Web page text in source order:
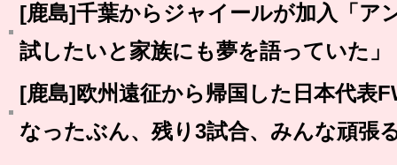
[鹿島]千葉からジャイールが加入「ア
試したいと家族にも夢を語っていた」
[鹿島]欧州遠征から帰国した日本代表
なったぶん、残り3試合、みんな頑張